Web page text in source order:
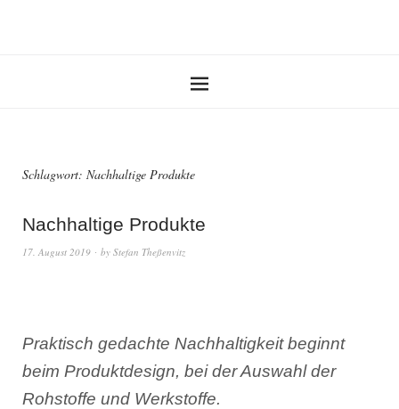
Schlagwort: Nachhaltige Produkte
Nachhaltige Produkte
17. August 2019 by Stefan Theßenvitz
Praktisch gedachte Nachhaltigkeit beginnt
beim Produktdesign, bei der Auswahl der
Rohstoffe und Werkstoffe.